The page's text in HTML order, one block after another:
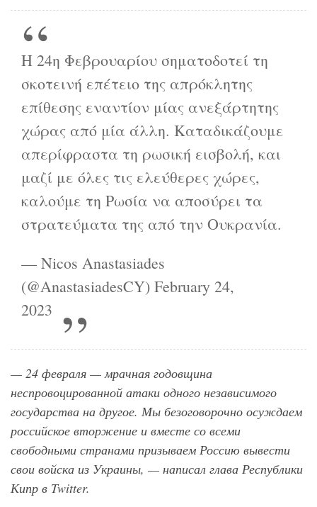
Η 24η Φεβρουαρίου σηματοδοτεί τη
σκοτεινή επέτειο της απρόκλητης
επίθεσης εναντίον μίας ανεξάρτητης
χώρας από μία άλλη. Καταδικάζουμε
απερίφραστα τη ρωσική εισβολή, και
μαζί με όλες τις ελεύθερες χώρες,
καλούμε τη Ρωσία να αποσύρει τα
στρατεύματα της από την Ουκρανία.
— Nicos Anastasiades
(@AnastasiadesCY) February 24,
2023
— 24 февраля — мрачная годовщина
неспровоцированной атаки одного независимого
государства на другое. Мы безоговорочно осуждаем
российское вторжение и вместе со всеми
свободными странами призываем Россию вывести
свои войска из Украины, — написал глава Республики
Кипр в Twitter.